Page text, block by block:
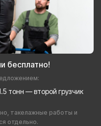
бесплатно!
тонн — второй грузчик
такелажные работы и
отдельно.